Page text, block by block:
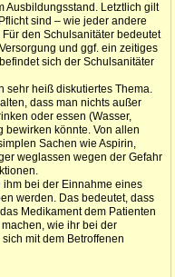
Ausbildungsstand. Letztlich gilt
sind – wie jeder andere
den Schulsanitäter bedeutet
und ggf. ein zeitiges
sich der Schulsanitäter
sehr heiß diskutiertes Thema.
dass man nichts außer
oder essen (Wasser,
bewirken könnte. Von allen
Sachen wie Aspirin,
weglassen wegen der Gefahr
ihm bei der Einnahme eines
werden. Das bedeutet, dass
Medikament dem Patienten
wie ihr bei der
mit dem Betroffenen